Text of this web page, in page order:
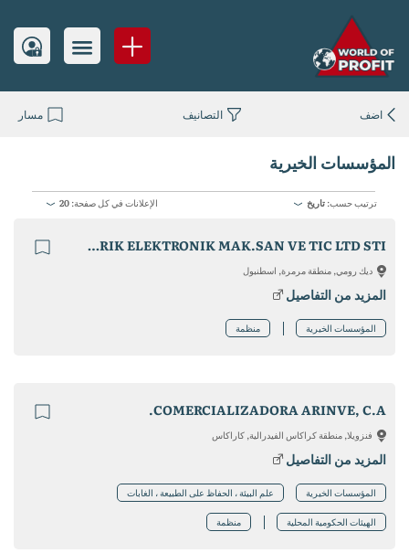
المؤسسات الخيرية
ترتيب حسب: تاريخ الإعلانات في كل صفحة: 20
GUVENIS ELEKTRIK ELEKTRONIK MAK.SAN VE TIC LTD STI
ديك رومي, منطقة مرمرة, اسطنبول
المزيد من التفاصيل
المؤسسات الخيرية منظمة
COMERCIALIZADORA ARINVE, C.A.
فنزويلا, منطقة كراكاس الفيدرالية, كاراكاس
المزيد من التفاصيل
المؤسسات الخيرية علم البيئة ، الحفاظ على الطبيعة ، الغابات
الهيئات الحكومية المحلية منظمة
اضف التصانيف مسار